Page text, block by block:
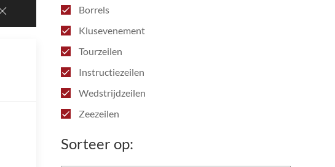
Borrels
Klusevenement
Tourzeilen
Instructiezeilen
Wedstrijdzeilen
Zeezeilen
Sorteer op: